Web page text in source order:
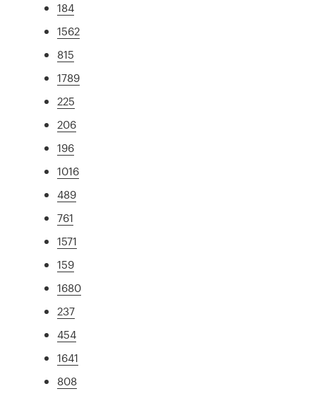
184
1562
815
1789
225
206
196
1016
489
761
1571
159
1680
237
454
1641
808